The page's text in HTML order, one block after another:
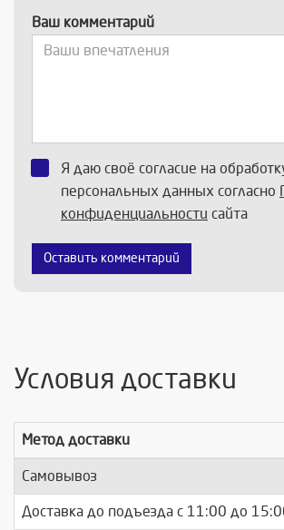
Ваш комментарий
Я даю своё согласие на
персональных данных согласно
конфиденциальности сайта
Оставить комментарий
Условия доставки
Метод доставки
Самовывоз
Доставка до подъезда c 11:00 до